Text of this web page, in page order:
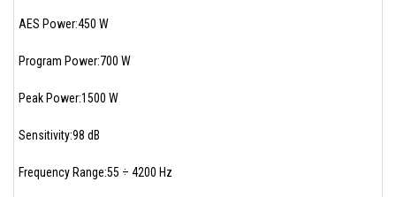
AES Power:450 W
Program Power:700 W
Peak Power:1500 W
Sensitivity:98 dB
Frequency Range:55 ÷ 4200 Hz